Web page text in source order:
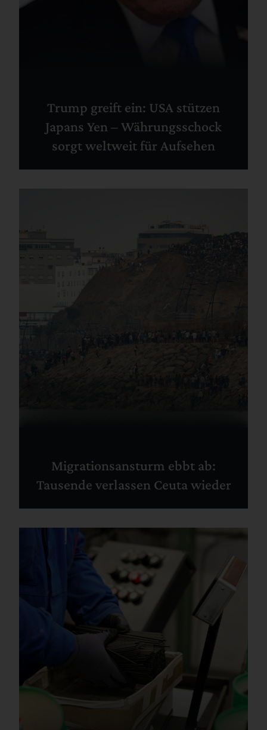
Trump greift ein: USA stützen
Japans Yen – Währungsschock
sorgt weltweit für Aufsehen
Migrationsansturm ebbt ab:
Tausende verlassen Ceuta wieder